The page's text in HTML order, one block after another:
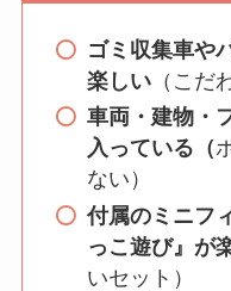
ゴミ収集車や
楽しい（こだ
車両・建物・
入っている（
ない）
付属のミニフ
っこ遊び』が
いセット）